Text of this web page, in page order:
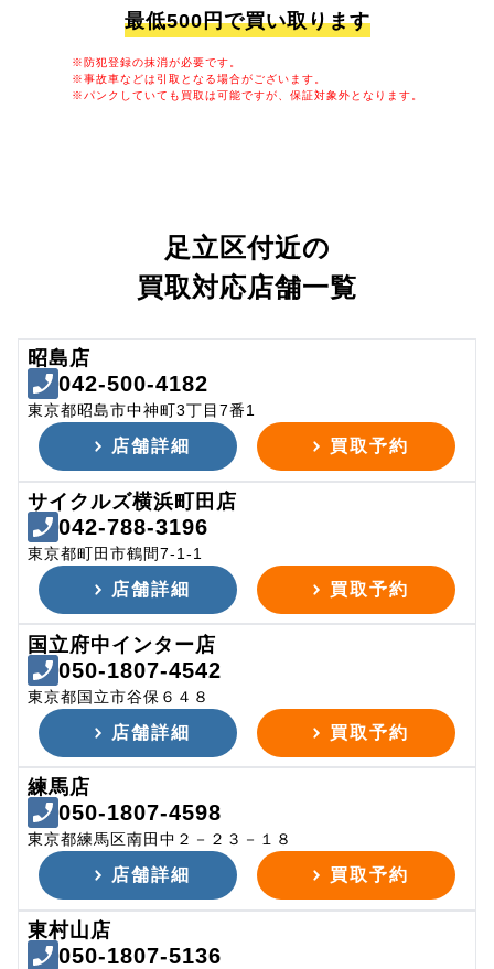
最低500円で買い取ります
※防犯登録の抹消が必要です。
※事故車などは引取となる場合がございます。
※パンクしていても買取は可能ですが、保証対象外となります。
足立区付近の
買取対応店舗一覧
昭島店
042-500-4182
東京都昭島市中神町3丁目7番1
店舗詳細 買取予約
サイクルズ横浜町田店
042-788-3196
東京都町田市鶴間7-1-1
店舗詳細 買取予約
国立府中インター店
050-1807-4542
東京都国立市谷保６４８
店舗詳細 買取予約
練馬店
050-1807-4598
東京都練馬区南田中２－２３－１８
店舗詳細 買取予約
東村山店
050-1807-5136